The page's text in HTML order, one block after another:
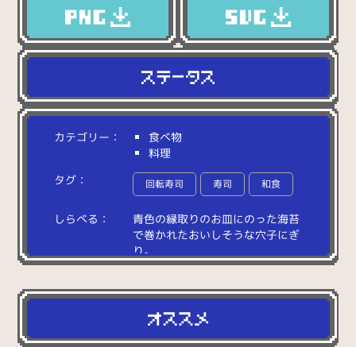
カテゴリー：
食べ物
料理
タグ：
回転寿司 寿司 和食
しらべる： 青色の縁取りのお皿にのった海苔
で巻かれたおい しそうな穴子にぎ
り。